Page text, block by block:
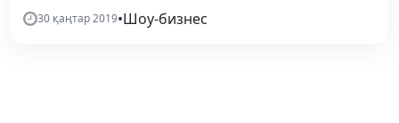
30 қаңтар 2019•Шоу-бизнес